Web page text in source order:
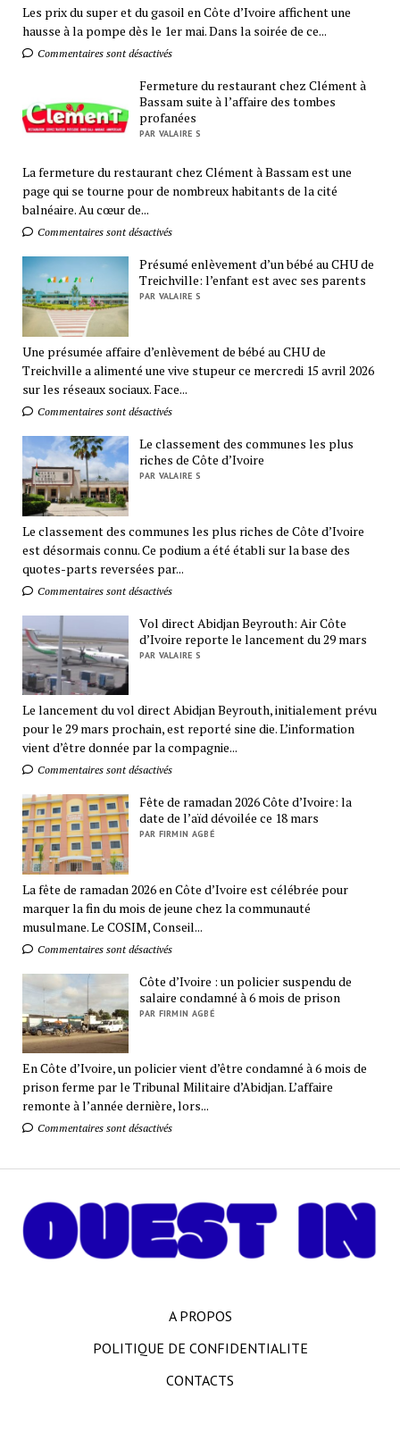
Les prix du super et du gasoil en Côte d’Ivoire affichent une
hausse à la pompe dès le 1er mai. Dans la soirée de ce...
Commentaires sont désactivés
Fermeture du restaurant chez Clément à
Bassam suite à l’affaire des tombes
profanées
PAR VALAIRE S
La fermeture du restaurant chez Clément à Bassam est une
page qui se tourne pour de nombreux habitants de la cité
balnéaire. Au cœur de...
Commentaires sont désactivés
Présumé enlèvement d’un bébé au CHU de
Treichville: l’enfant est avec ses parents
PAR VALAIRE S
Une présumée affaire d’enlèvement de bébé au CHU de
Treichville a alimenté une vive stupeur ce mercredi 15 avril 2026
sur les réseaux sociaux. Face...
Commentaires sont désactivés
Le classement des communes les plus
riches de Côte d’Ivoire
PAR VALAIRE S
Le classement des communes les plus riches de Côte d’Ivoire
est désormais connu. Ce podium a été établi sur la base des
quotes-parts reversées par...
Commentaires sont désactivés
Vol direct Abidjan Beyrouth: Air Côte
d’Ivoire reporte le lancement du 29 mars
PAR VALAIRE S
Le lancement du vol direct Abidjan Beyrouth, initialement prévu
pour le 29 mars prochain, est reporté sine die. L’information
vient d’être donnée par la compagnie...
Commentaires sont désactivés
Fête de ramadan 2026 Côte d’Ivoire: la
date de l’aïd dévoilée ce 18 mars
PAR FIRMIN AGBÉ
La fête de ramadan 2026 en Côte d’Ivoire est célébrée pour
marquer la fin du mois de jeune chez la communauté
musulmane. Le COSIM, Conseil...
Commentaires sont désactivés
Côte d’Ivoire : un policier suspendu de
salaire condamné à 6 mois de prison
PAR FIRMIN AGBÉ
En Côte d’Ivoire, un policier vient d’être condamné à 6 mois de
prison ferme par le Tribunal Militaire d’Abidjan. L’affaire
remonte à l’année dernière, lors...
Commentaires sont désactivés
A PROPOS
POLITIQUE DE CONFIDENTIALITE
CONTACTS